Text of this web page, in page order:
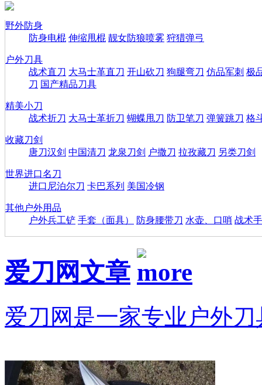
野外防身
防身电棍 伸缩甩棍 靓女防狼喷雾 狩猎弹弓
户外刀具
战术直刀 大马士革直刀 开山砍刀 狗腿弯刀 仿品军刺 极
刀 国产精品刀具
精美小刀
战术折刀 大马士革折刀 蝴蝶甩刀 防卫笔刀 弹簧跳刀 格
收藏刀剑
唐刀汉剑 中国清刀 龙泉刀剑 户撒刀 拉孜藏刀 另类刀剑
世界进口名刀
进口尼泊尔刀 卡巴系列 美国冷钢
其他户外用品
户外兵工铲 手套（面具） 防身腰带刀 水壶、口哨 战术
爱刀网文章
爱刀网是一家专业户外